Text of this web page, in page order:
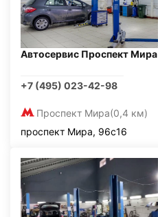
Автосервис Проспект Мира
+7 (495) 023-42-98
Проспект Мира(0,4 км)
проспект Мира, 96с16